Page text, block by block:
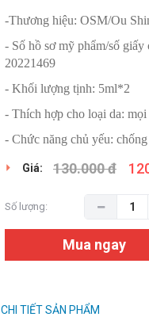
-Thương hiệu: OSM/Ou
- Số hồ sơ mỹ phẩm/số
20221469
- Khối lượng tịnh: 5ml*2
- Thích hợp cho loại da: mọi
- Chức năng chủ yếu: chống
Giá: 130.000 đ
Số lượng:
Mua ngay
CHI TIẾT SẢN PHẨM